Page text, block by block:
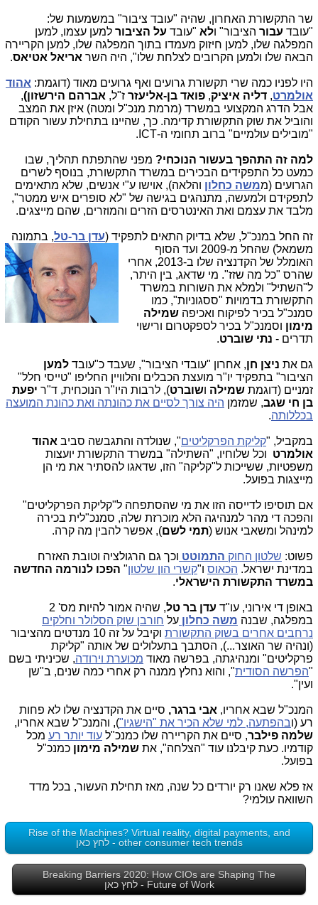
שר התקשורת האחרון, שהיה "עובד ציבור" במשמעות של:
"עובד עבור הציבור" ולא "עובד על הציבור למען עצמו, למען
המפלגה שלו, למען חיזוק מעמדו בתוך המפלגה שלו, למען הקריירה
הבאה שלו ולמען הקרובים לצלחת שלו", היה השר אריאל אטיאס.
היו לפניו כמה שרי תקשורת גרועים ואף גרועים מאוד (דוגמת: אהוד
אולמרט, דליה איציק, פואד בן-אליעזר ז"ל, אברהם הירשזון),
אבל הדרג המקצועי במשרד (מרמת מנכ"ל ומטה) איזן את המצב
והוביל את שוק התקשורת קדימה. כך, שהיינו בתחילת עשור הקודם
"מובילים עולמיים" ברוב תחומי ה-ICT.
למה זה התהפך בעשור הנוכחי? מפני שהתפתח תהליך, שבו
כמעט כל התפקידים הבכירים במשרד התקשורת, בנוסף לשרים
הגרועים (ממשה כחלון והלאה), אוישו ע"י אנשים, שלא מתאימים
לתפקידם ולמעשה, מתנהגים בגישה של "לא סופרים איש ממטר",
מלבד את עצמם ואת האינטרסים הזרים והמוזרים, שהם מייצגים.
זה החל במנכ"ל, שלא בדיוק התאים לתפקיד (עדן בר-טל, בתמונה
משמאל) שהחל מ-2009 ועד הסוף
האומלל של הקדנציה שלו ב-2013, אחרי
שהרס "כל מה שזז". מי שדאג, בין היתר,
ל"השתיל" ולמלא את השורות במשרד
התקשורת בדמויות "ססגוניות", כמו
סמנכ"ל בכיר לפיקוח ואכיפה שמילה
מימון וסמנכ"ל בכיר לספקטרום ורישוי
תדרים - נתי שוברט.
גם את ניצן חן, אחרון "עובדי הציבור", שעבד כ"עובד למען
הציבור" בתפקיד יו"ר מועצת הכבלים והלוויין החליפו "טייסי חלל"
זמניים (דוגמת שמילה ושוברט), לרבות היו"ר הנוכחית, ד"ר יפעת
בן חי שגב, שמזמן היה צורך לסיים את כהונתה ואת כהונת המועצה
בכללותה.
במקביל, "קליקת הפרקליטים", שנולדה והתגבשה סביב אהוד
אולמרט וכל שלוחיו, "השתילה" במשרד התקשורת יועצות
משפטיות, ששייכות ל"קליקה" הזו, שדאגו להסתיר את מי הן
מייצגות בפועל.
אם תוסיפו לדייסה הזו את מי שהסתפחה ל"קליקת הפרקליטים"
והפכה די מהר למנהיגה הלא מוכרזת שלה, סמנכ"לית בכירה
למינהל ומשאבי אנוש (תמי לשם), אפשר להבין מה קרה.
פשוט: שלטון החוק התמוטט וכך גם הרגולציה וטובת האזרח
במדינת ישראל. הכאוס ו"קשרי הון שלטון" הפכו לנורמה החדשה
במשרד התקשורת הישראלי.
באופן די אירוני, עו"ד עדן בר טל
, שהיה אמור להיות מס' 2
במפלגה, שבנה משה כחלון על חורבן שוק הסלולר וחלקים
נרחבים אחרים בשוק התקשורת
וקיבל על זה 10 מנדטים מהציבור
(ונהיה שר האוצר...), הסתבך בתעלולים של אותה "קליקת
פרקליטים" ומנהיגתה, בפרשה מאוד מכוערת וירודה, שכיניתי בשם
"הפרשה הסודית", והוא נחלץ ממנה רק אחרי כמה שנים, ב"שן
ועין".
המנכ"ל שבא אחריו, אבי ברגר, סיים את הקדנציה שלו לא פחות
רע (ובהפתעה, למי שלא הכיר את "הישגיו"), והמנכ"ל שבא אחריו,
שלמה פילבר, סיים את הקריירה שלו כמנכ"ל עוד יותר רע מכל
קודמיו. כעת קיבלנו עוד "הצלחה", את שמילה מימון כמנכ"ל
בפועל.
אז פלא שאנו רק יורדים כל שנה, מאז תחילת העשור, בכל מדד
השוואה עולמי?
Rise of the Machines? Virtual reality, digital payments, and
other consumer tech trends - לחץ כאן
Breaking Barriers 2020: How CIOs are Shaping The
Future of Work - לחץ כאן